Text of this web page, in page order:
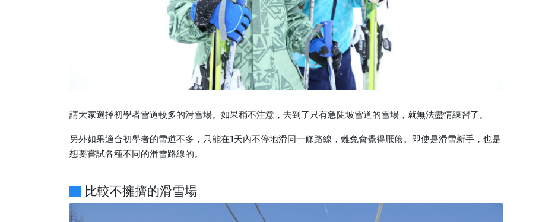
請大家選擇初學者雪道較多的滑雪場。如果稍不注意，去到了只有急陡坡雪道的雪場，就無法盡情練習了。
另外如果適合初學者的雪道不多，只能在1天內不停地滑同一條路線，難免會覺得厭倦。即使是滑雪新手，也是
想要嘗試各種不同的滑雪路線的。
比較不擁擠的滑雪場